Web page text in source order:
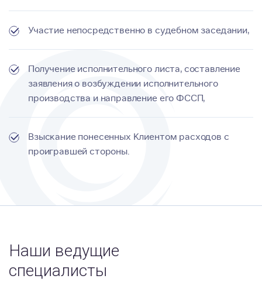
Участие непосредственно в судебном заседании,
Получение исполнительного листа, составление
заявления о возбуждении исполнительного
производства и направление его ФССП,
Взыскание понесенных Клиентом расходов с
проигравшей стороны.
Наши ведущие
специалисты